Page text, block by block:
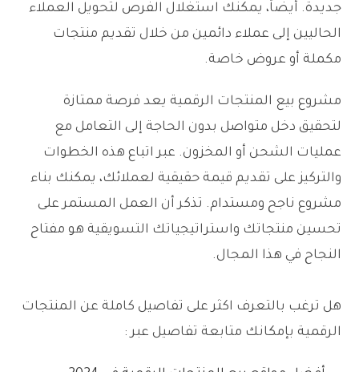
جديدة. أيضاً، يمكنك استغلال الفرص لتحويل العملاء
الحاليين إلى عملاء دائمين من خلال تقديم منتجات
مكملة أو عروض خاصة.
مشروع بيع المنتجات الرقمية يعد فرصة ممتازة
لتحقيق دخل متواصل بدون الحاجة إلى التعامل مع
عمليات الشحن أو المخزون. عبر اتباع هذه الخطوات
والتركيز على تقديم قيمة حقيقية لعملائك، يمكنك بناء
مشروع ناجح ومستدام. تذكر أن العمل المستمر على
تحسين منتجاتك واستراتيجياتك التسويقية هو مفتاح
النجاح في هذا المجال.
هل ترغب بالتعرف اكثر على تفاصيل كاملة عن المنتجات
الرقمية بإمكانك متابعة تفاصيل عبر :